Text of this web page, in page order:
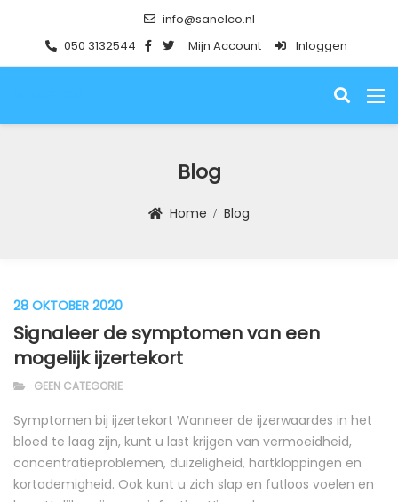
info@sanelco.nl
050 3132544
Mijn Account Inloggen
Blog
Home Blog
Blog
28 OKTOBER 2020
Signaleer de symptomen van een
mogelijk ijzertekort
GEEN CATEGORIE
Symptomen bij ijzertekort Wanneer de ijzerwaardes in het
bloed te laag zijn, kunt u last krijgen van vermoeidheid,
concentratieproblemen, duizeligheid, hartkloppingen en
kortademigheid. Ook kunt u zich slap en futloos voelen en